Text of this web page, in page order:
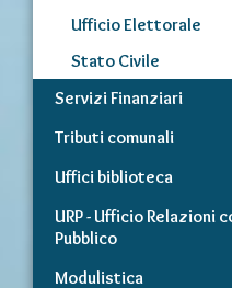
Ufficio Elettorale
Stato Civile
Servizi Finanziari
Tributi comunali
Uffici biblioteca
URP - Ufficio Relazioni
Pubblico
Modulistica